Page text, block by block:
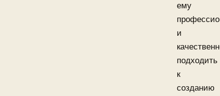
ему
и
подходить
к
созданию